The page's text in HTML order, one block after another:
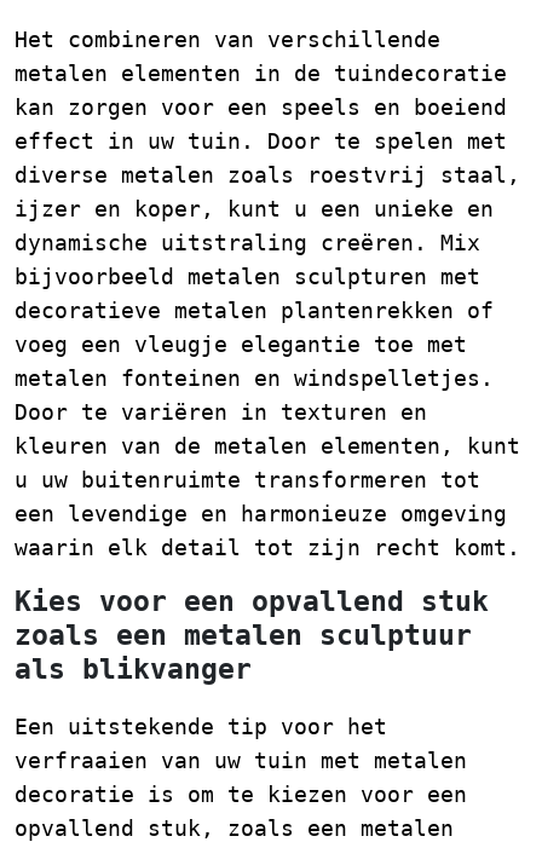
Het combineren van verschillende
metalen elementen in de tuindecoratie
kan zorgen voor een speels en boeiend
effect in uw tuin. Door te spelen met
diverse metalen zoals roestvrij staal,
ijzer en koper, kunt u een unieke en
dynamische uitstraling creëren. Mix
bijvoorbeeld metalen sculpturen met
decoratieve metalen plantenrekken of
voeg een vleugje elegantie toe met
metalen fonteinen en windspelletjes.
Door te variëren in texturen en
kleuren van de metalen elementen, kunt
u uw buitenruimte transformeren tot
een levendige en harmonieuze omgeving
waarin elk detail tot zijn recht komt.
Kies voor een opvallend stuk
zoals een metalen sculptuur
als blikvanger
Een uitstekende tip voor het
verfraaien van uw tuin met metalen
decoratie is om te kiezen voor een
opvallend stuk, zoals een metalen